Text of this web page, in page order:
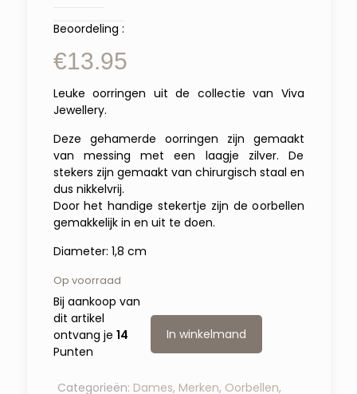
Beoordeling :
€13.95
Leuke oorringen uit de collectie van Viva
Jewellery.
Deze gehamerde oorringen zijn gemaakt
van messing met een laagje zilver. De
stekers zijn gemaakt van chirurgisch staal en
dus nikkelvrij.
Door het handige stekertje zijn de oorbellen
gemakkelijk in en uit te doen.
Diameter: 1,8 cm
Op voorraad
Bij aankoop van
dit artikel
ontvang je 14
Punten
In winkelmand
Categorieën: Dames, Merken, Oorbellen,